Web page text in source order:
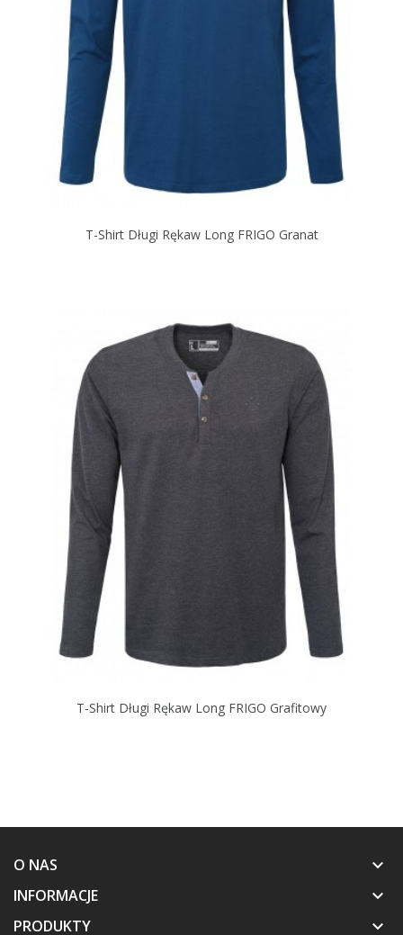
T-Shirt Długi Rękaw Long FRIGO Granat
T-Shirt Długi Rękaw Long FRIGO Grafitowy
O NAS keyboard_arrow_down
INFORMACJE keyboard_arrow_down
PRODUKTY keyboard_arrow_down